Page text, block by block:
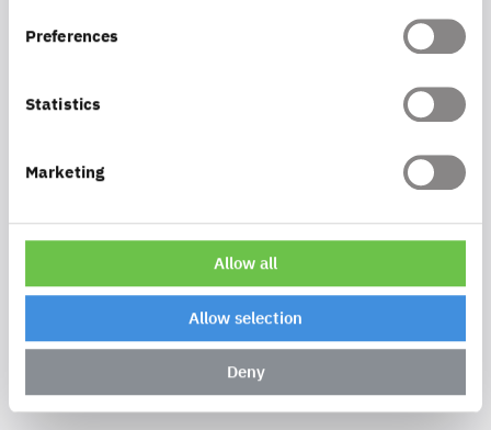
Preferences
Statistics
Marketing
Allow all
Allow selection
Deny
und unterstützt Organisationen dabei, ihre Daten
effizienter nutzbar zu machen.